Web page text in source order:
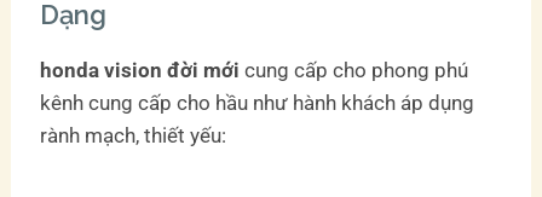
Dạng
honda vision đời mới cung cấp cho phong phú
kênh cung cấp cho hầu như hành khách áp dụng
rành mạch, thiết yếu: